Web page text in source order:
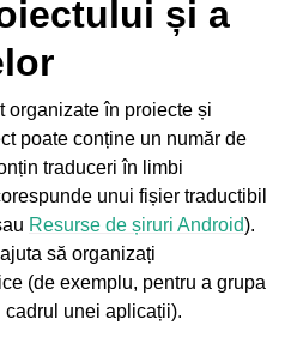
și a
organizate în proiecte și
poate conține un număr de
traduceri în limbi
unui fișier traductibil
Resurse de șiruri Android).
să organizați
(de exemplu, pentru a grupa
unei aplicații).